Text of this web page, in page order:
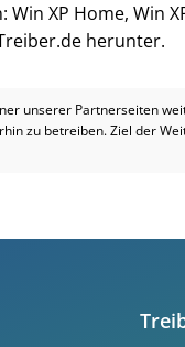
XP Home, Win
herunter.
unserer Partnerseiten
zu betreiben. Ziel der